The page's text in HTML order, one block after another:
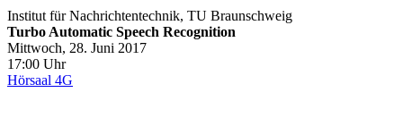
Institut für Nachrichtentechnik, TU Braunschweig
Turbo Automatic Speech Recognition
Mittwoch, 28. Juni 2017
17:00 Uhr
Hörsaal 4G